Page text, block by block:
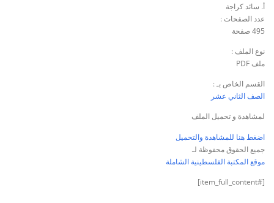
أ. سائد كراجة
عدد الصفحات :
495 صفحة
نوع الملف :
ملف PDF
القسم الخاص بـ :
الصف الثاني عشر
لمشاهدة و تحميل الملف
اضغط هنا للمشاهدة والتحميل
جميع الحقوق محفوظة لـ
موقع المكتبة الفلسطينية الشاملة
[#item_full_content]